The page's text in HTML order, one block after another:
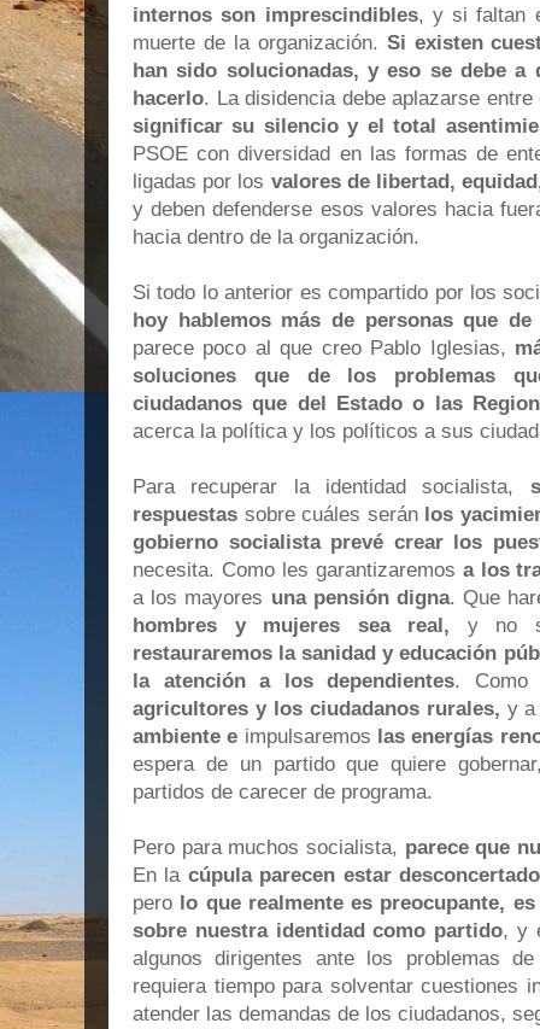
internos son imprescindibles, y si faltan
muerte de la organización. Si existen
han sido solucionadas, y eso se debe a
hacerlo. La disidencia debe aplazarse
significar su silencio y el total
PSOE con diversidad en las formas de
ligadas por los valores de libertad,
y deben defenderse esos valores hacia
hacia dentro de la organización.
Si todo lo anterior es compartido por los
hoy hablemos más de personas que de
parece poco al que creo Pablo Iglesias,
soluciones que de los problemas
ciudadanos que del Estado o las
acerca la política y los políticos a sus
Para recuperar la identidad socialista,
respuestas sobre cuáles serán los
gobierno socialista prevé crear los
necesita. Como les garantizaremos a los
a los mayores una pensión digna. Que
hombres y mujeres sea real, y no
restauraremos la sanidad y educación
la atención a los dependientes. Como
agricultores y los ciudadanos rurales, y
ambiente e impulsaremos las energías
espera de un partido que quiere
partidos de carecer de programa.
Pero para muchos socialista, parece que
En la cúpula parecen estar
pero lo que realmente es preocupante,
sobre nuestra identidad como partido, y
algunos dirigentes ante los problemas
requiera tiempo para solventar cuestiones
atender las demandas de los ciudadanos,